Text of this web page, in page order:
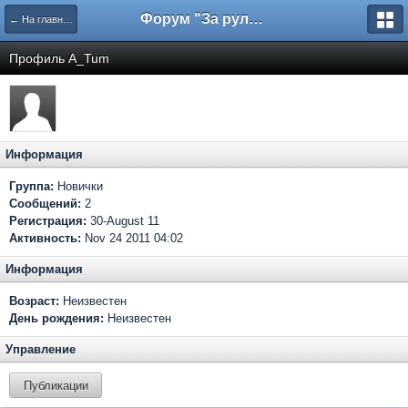
← На главную Форум "За рулем"
Профиль A_Tum
Информация
Группа: Новички
Сообщений: 2
Регистрация: 30-August 11
Активность: Nov 24 2011 04:02
Информация
Возраст: Неизвестен
День рождения: Неизвестен
Управление
Публикации